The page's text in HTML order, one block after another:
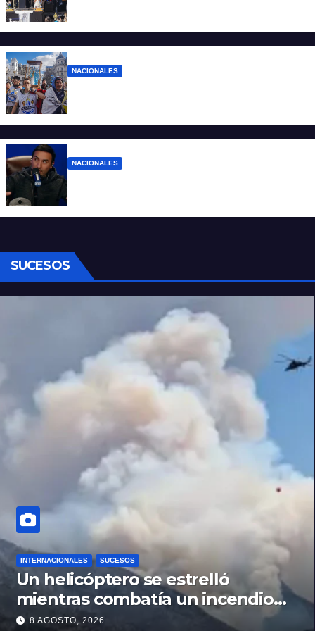
NACIONALES
NACIONALES
SUCESOS
INTERNACIONALES SUCESOS
Un helicóptero se estrelló
mientras combatía un incendio
forestal en Utah
8 AGOSTO, 2026